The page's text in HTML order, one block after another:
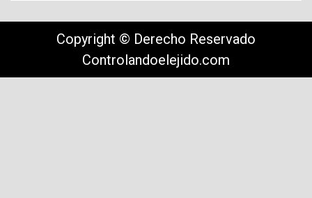
Copyright © Derecho Reservado
Controlandoelejido.com